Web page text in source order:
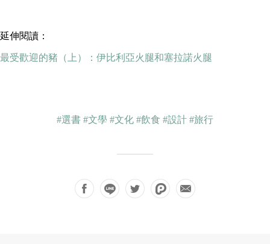
延伸閱讀：
最受歡迎的豬（上）：伊比利亞火腿和塞拉諾火腿
#選書 #文學 #文化 #飲食 #設計 #旅行